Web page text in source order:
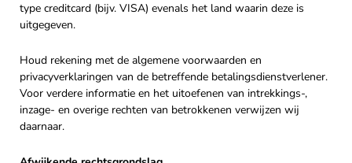
type creditcard (bijv. VISA) evenals het land waarin deze is
uitgegeven.
Houd rekening met de algemene voorwaarden en
privacyverklaringen van de betreffende betalingsdienstverlener.
Voor verdere informatie en het uitoefenen van intrekkings-,
inzage- en overige rechten van betrokkenen verwijzen wij
daarnaar.